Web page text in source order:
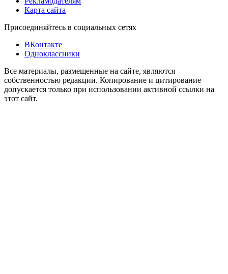
Карта сайта
Присоединяйтесь в социальных сетях
ВКонтакте
Одноклассники
Все материалы, размещенные на сайте, являются
собственностью редакции. Копирование и цитирование
допускается только при использовании активной ссылки на
этот сайт.